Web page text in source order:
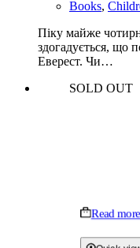
Books,
Піку майже
здогадується, що
Еверест. Чи…
SOLD OUT
Read more